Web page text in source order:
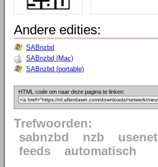
Andere edities:
SABnzbd
SABnzbd (Mac)
SABnzbd (portable)
HTML code om naar deze pagina te linken:
Trefwoorden:
sabnzbd
nzb usenet
feeds
automatisch